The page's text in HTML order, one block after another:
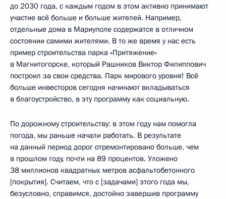
до 2030 года, с каждым годом в этом активно принимают
участие всё больше и больше жителей. Например,
отдельные дома в Мариуполе содержатся в отличном
состоянии самими жителями. В то же время у нас есть
пример строительства парка «Притяжение»
в Магнитогорске, который Рашников Виктор Филиппович
построил за свои средства. Парк мирового уровня! Всё
больше инвесторов сегодня начинают вкладываться
в благоустройство, в эту программу как социальную.
По дорожному строительству: в этом году нам помогла
погода, мы раньше начали работать. В результате
на данный период дорог отремонтировано больше, чем
в прошлом году, почти на 89 процентов. Уложено
38 миллионов квадратных метров асфальтобетонного
[покрытия]. Считаем, что с [задачами] этого года мы,
безусловно, справимся, достойно завершив программу